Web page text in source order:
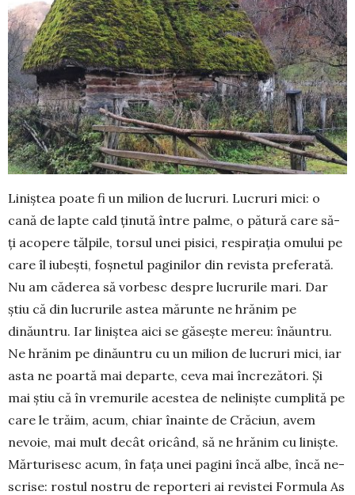
Liniștea poate fi un milion de lucruri. Lu­cruri mici: o
cană de lapte cald ținută între palme, o pătură care să-
ți acopere tălpile, torsul unei pisici, respirația omului pe
care îl iubești, foșnetul paginilor din revista preferată.
Nu am căderea să vorbesc despre lucrurile mari. Dar
știu că din lucrurile astea mărunte ne hrănim pe
dinăuntru. Iar liniștea aici se găsește mereu: înăun­tru.
Ne hrănim pe dină­untru cu un mi­lion de lucruri mici, iar
asta ne poartă mai departe, ceva mai încrezători. Și
mai știu că în vremurile acestea de ne­liniște cum­plită pe
care le trăim, acum, chiar înainte de Cră­ciun, avem
nevoie, mai mult decât oricând, să ne hrănim cu liniște.
Măr­turisesc acum, în fața unei pagini încă albe, încă ne­
scri­se: rostul nostru de reporteri ai revistei Formula As